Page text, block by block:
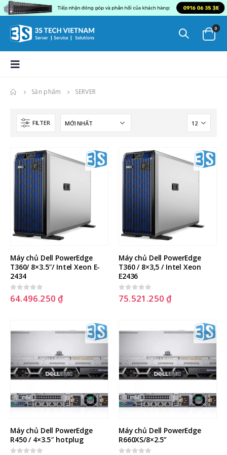
0
Sản phẩm SERVER
FILTER
Máy chủ Dell PowerEdge
T360/ 8×3.5″/ Intel Xeon E-
2434
0out of 5
64.496.250₫
Máy chủ Dell PowerEdge
T360 / 8×3,5 / Intel Xeon
E2436
0out of 5
75.521.250₫
Máy chủ Dell PowerEdge
R450 / 4×3.5″ hotplug
Máy chủ Dell PowerEdge
R660XS/8×2.5”
Fortigate with Virtual IPs
27 Tháng Hai, 2026
máy chủ
23 Tháng Sáu, 2025